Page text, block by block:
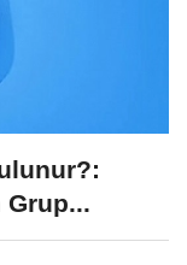
Grup...